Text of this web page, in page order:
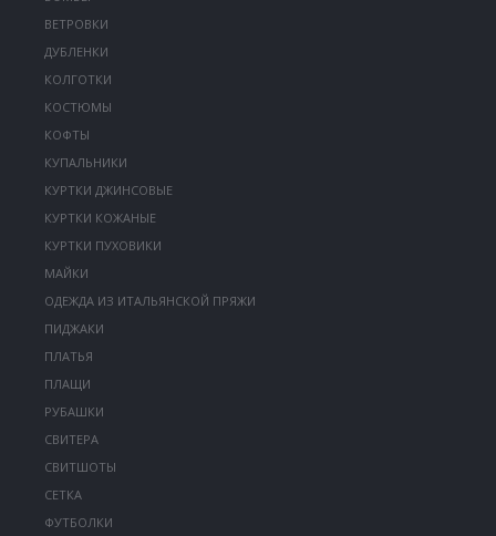
ВЕТРОВКИ
ДУБЛЕНКИ
КОЛГОТКИ
КОСТЮМЫ
КОФТЫ
КУПАЛЬНИКИ
КУРТКИ ДЖИНСОВЫЕ
КУРТКИ КОЖАНЫЕ
КУРТКИ ПУХОВИКИ
МАЙКИ
ОДЕЖДА ИЗ ИТАЛЬЯНСКОЙ ПРЯЖИ
ПИДЖАКИ
ПЛАТЬЯ
ПЛАЩИ
РУБАШКИ
СВИТЕРА
СВИТШОТЫ
СЕТКА
ФУТБОЛКИ